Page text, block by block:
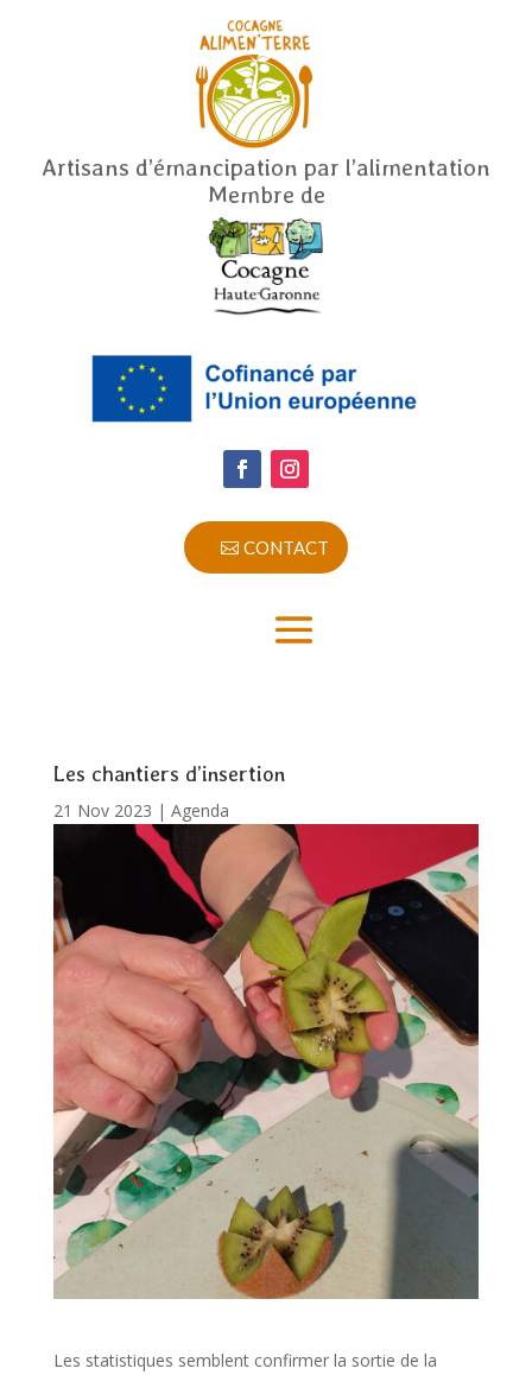
Artisans d’émancipation par l’alimentation
Membre de
CONTACT
Les chantiers d’insertion
21 Nov 2023 | Agenda
Les statistiques semblent confirmer la sortie de la